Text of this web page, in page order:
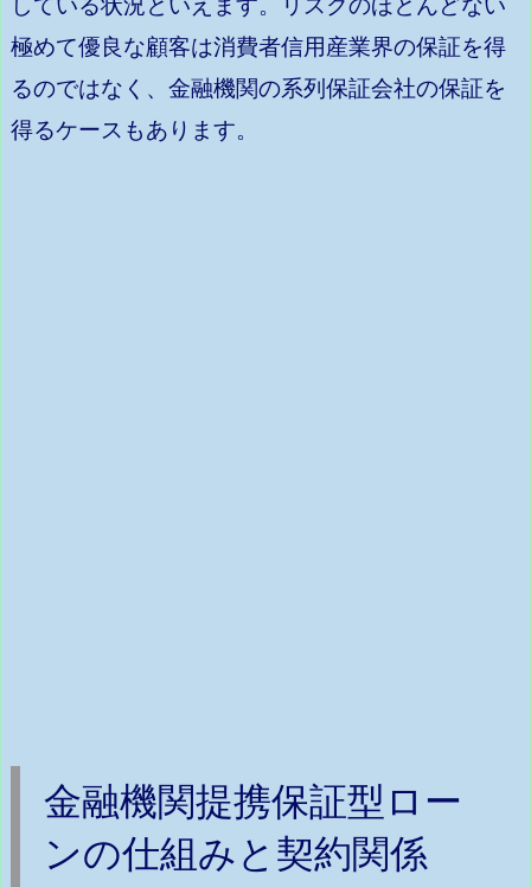
している状況といえます。リスクのほとんどない
極めて優良な顧客は消費者信用産業界の保証を得
るのではなく、金融機関の系列保証会社の保証を
得るケースもあります。
金融機関提携保証型ロー
ンの仕組みと契約関係